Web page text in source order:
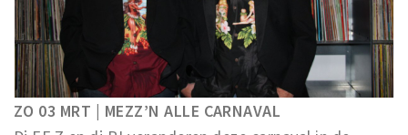
ZO 03 MRT | MEZZ’N ALLE CARNAVAL